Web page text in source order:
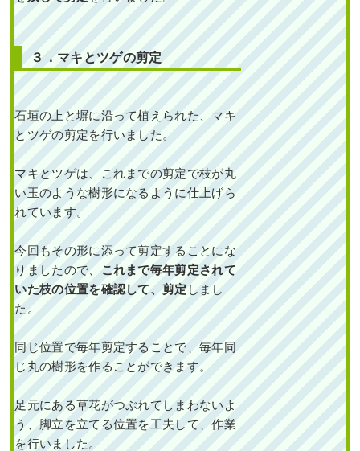
３．マキとツゲの剪定
石垣の上と塀に沿って植えられた、マキ
とツゲの剪定を行いました。
マキとツゲは、これまでの剪定で枝が丸
い玉のような樹形になるように仕上げら
れています。
今回もその形に添って剪定することにな
りましたので、 これまで毎年剪定されて
いた枝の位置を確認して、剪定 しまし
た。
同じ位置で毎年剪定することで、毎年同
じ丸の樹形を作ることができます。
足元にある草花がつぶれてしまわないよ
う、脚立を立てる位置を工夫して、作業
を行いました。